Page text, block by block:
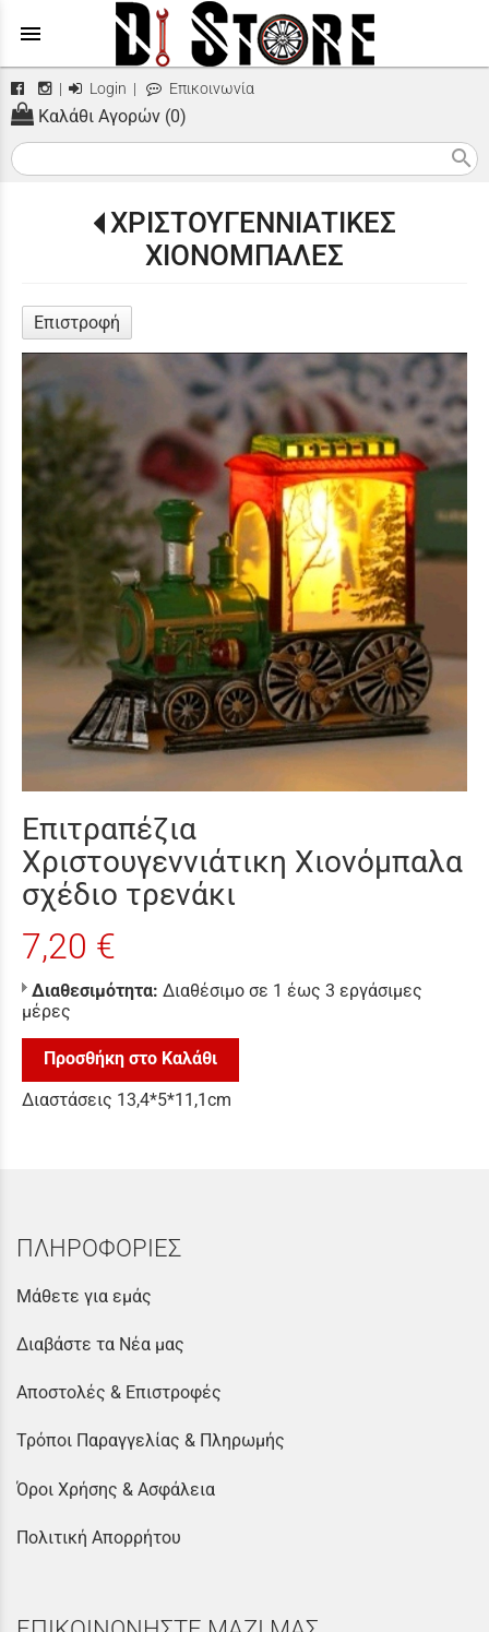
menu
| Login | Επικοινωνία
Καλάθι Αγορών (0)
search
ΧΡΙΣΤΟΥΓΕΝΝΙΑΤΙΚΕΣ
ΧΙΟΝΟΜΠΑΛΕΣ
Επιστροφή
Επιτραπέζια
Χριστουγεννιάτικη Χιονόμπαλα
σχέδιο τρενάκι
7,20 €
Διαθεσιμότητα: Διαθέσιμο σε 1 έως 3 εργάσιμες
μέρες
Προσθήκη στο Καλάθι
Διαστάσεις 13,4*5*11,1cm
ΠΛΗΡΟΦΟΡΙΕΣ
Μάθετε για εμάς
Διαβάστε τα Νέα μας
Αποστολές & Επιστροφές
Τρόποι Παραγγελίας & Πληρωμής
Όροι Χρήσης & Ασφάλεια
Πολιτική Απορρήτου